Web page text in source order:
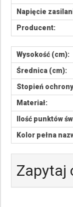
Napięcie
Producent:
Wysokość (cm):
Średnica (cm):
Stopień
Materiał:
Ilość punktów
Kolor pełna
Zapytaj